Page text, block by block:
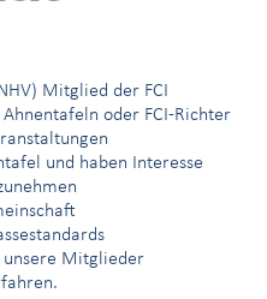
Mitglied der FCI
oder FCI-Richter
und haben Interesse
unsere Mitglieder